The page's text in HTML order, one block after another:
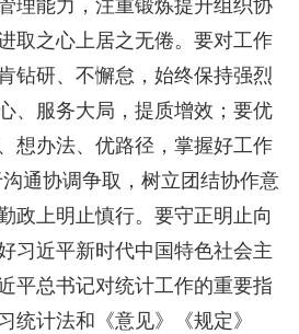
理能力，注重锻炼提升组织协
取之心上居之无倦。要对工作
钻研、不懈怠，始终保持强烈
、服务大局，提质增效；要优
想办法、优路径，掌握好工作
沟通协调争取，树立团结协作意
政上明止慎行。要守正明止向
习近平新时代中国特色社会主
平总书记对统计工作的重要指
统计法和《意见》《规定》